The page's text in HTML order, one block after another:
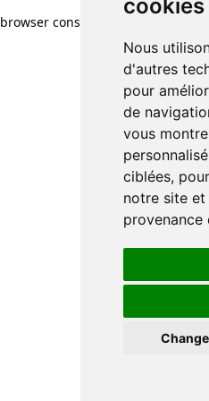
cookies
Nous
d'autres
pour
de
vous
ciblées,
notre site
provenance
browser console for more